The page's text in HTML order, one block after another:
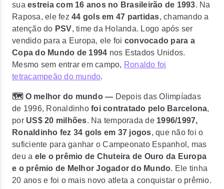
sua estreia com 16 anos no Brasileirão de 1993. Na
Raposa, ele fez 44 gols em 47 partidas, chamando a
atenção do PSV, time da Holanda. Logo após ser
vendido para a Europa, ele foi convocado para a
Copa do Mundo de 1994 nos Estados Unidos.
Mesmo sem entrar em campo, Ronaldo foi
tetracampeão do mundo.
🗺️ O melhor do mundo — Depois das Olimpíadas
de 1996, Ronaldinho foi contratado pelo Barcelona,
porUS$ 20 milhões. Na temporada de 1996/1997,
Ronaldinho fez 34 gols em 37 jogos, que não foi o
suficiente para ganhar o Campeonato Espanhol, mas
deu a ele o prêmio de Chuteira de Ouro da Europa
e o prêmio de Melhor Jogador do Mundo. Ele tinha
20 anos e foi o mais novo atleta a conquistar o prêmio.